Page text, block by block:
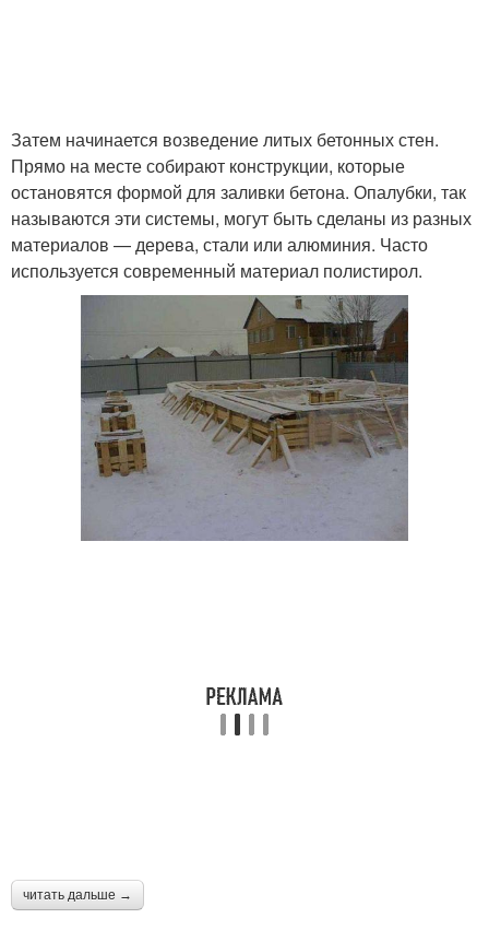
Затем начинается возведение литых бетонных стен.
Прямо на месте собирают конструкции, которые
остановятся формой для заливки бетона. Опалубки, так
называются эти системы, могут быть сделаны из разных
материалов — дерева, стали или алюминия. Часто
используется современный материал полистирол.
читать дальше →